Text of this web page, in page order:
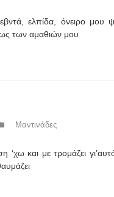
ελπίδα, όνειρο μου
των αμαθιών μου
Μαντινάδες
‘χω και με τρομάζει